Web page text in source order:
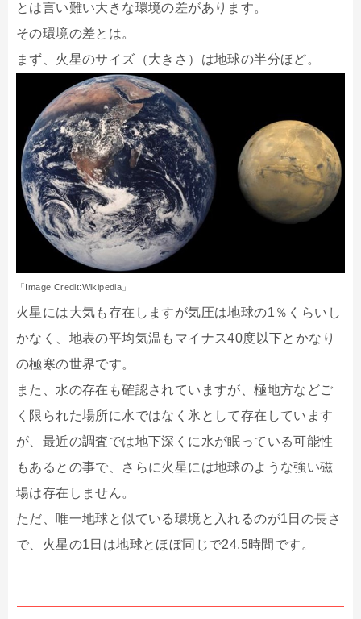
とは言い難い大きな環境の差があります。
その環境の差とは。
まず、火星のサイズ（大きさ）は地球の半分ほど。
「Image Credit:Wikipedia」
火星には大気も存在しますが気圧は地球の1％くらいし
かなく、地表の平均気温もマイナス40度以下とかなり
の極寒の世界です。
また、水の存在も確認されていますが、極地方などご
く限られた場所に水ではなく氷として存在しています
が、最近の調査では地下深くに水が眠っている可能性
もあるとの事で、さらに火星には地球のような強い磁
場は存在しません。
ただ、唯一地球と似ている環境と入れるのが1日の長さ
で、火星の1日は地球とほぼ同じで24.5時間です。